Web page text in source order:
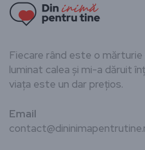
Fiecare rând este o mărturie
luminat calea și mi-a dăruit
viața este un dar prețios.
Email